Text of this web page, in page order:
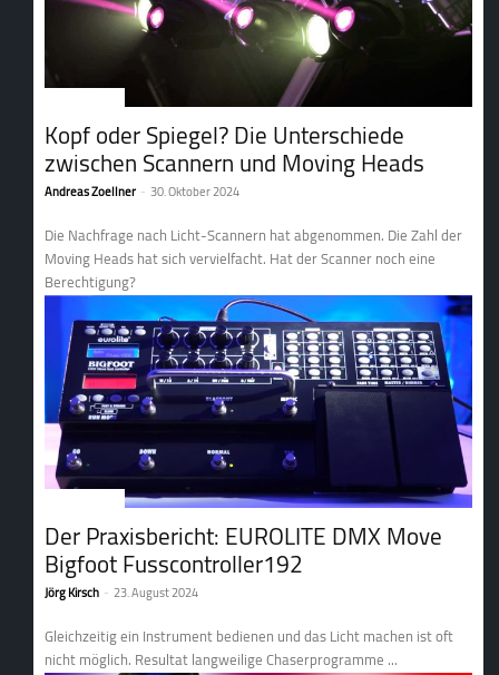
Kopf oder Spiegel? Die Unterschiede
zwischen Scannern und Moving Heads
Andreas Zoellner - 30. Oktober 2024
Die Nachfrage nach Licht-Scannern hat abgenommen. Die Zahl der
Moving Heads hat sich vervielfacht. Hat der Scanner noch eine
Berechtigung?
Der Praxisbericht: EUROLITE DMX Move
Bigfoot Fusscontroller192
Jörg Kirsch - 23. August 2024
Gleichzeitig ein Instrument bedienen und das Licht machen ist oft
nicht möglich. Resultat langweilige Chaserprogramme ...